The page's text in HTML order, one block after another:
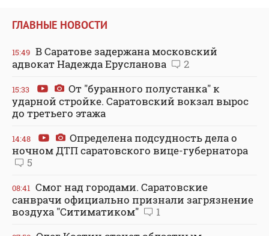
ГЛАВНЫЕ НОВОСТИ
15:49 В Саратове задержана московский
адвокат Надежда Ерусланова
2
15:33
От "буранного полустанка" к
ударной стройке. Саратовский вокзал вырос
до третьего этажа
14:48
Определена подсудность дела о
ночном ДТП саратовского вице-губернатора
5
08:41 Смог над городами. Саратовские
санврачи официально признали загрязнение
воздуха "Ситиматиком"
1